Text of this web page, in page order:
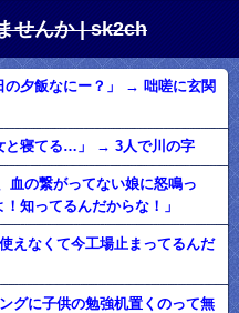
せんか | sk2ch
の夕飯なにー？」 → 咄嗟に玄関
と寝てる…」 → 3人で川の字
血の繋がってない娘に怒鳴っ
知ってるんだからな！」
えなくて今工場止まってるんだ
グに子供の勉強机置くのって無